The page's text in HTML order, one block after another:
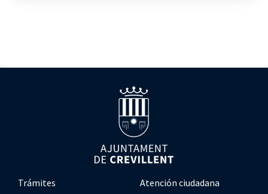
Trámites
Atención ciudadana